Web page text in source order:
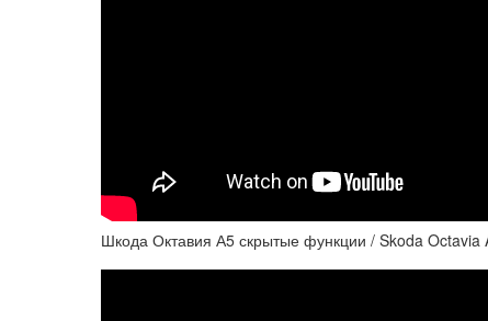
Шкода Октавия А5 скрытые функции / Skoda Octavia